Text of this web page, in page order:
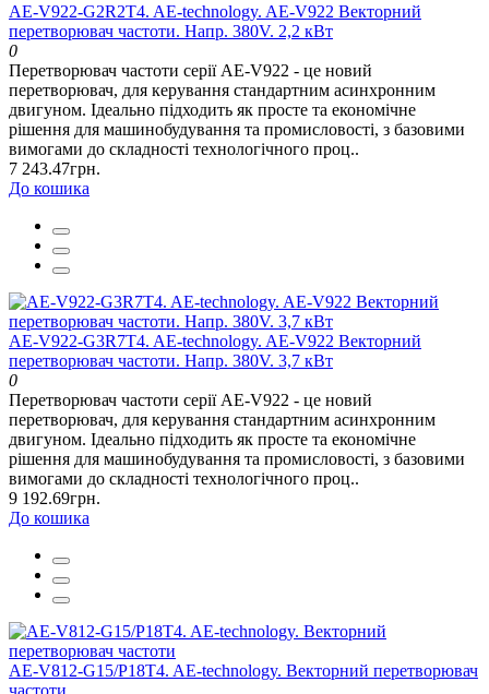
AE-V922-G2R2T4. AE-technology. AE-V922 Векторний
перетворювач частоти. Напр. 380V. 2,2 кВт
0
Перетворювач частоти серії AE-V922 - це новий
перетворювач, для керування стандартним асинхронним
двигуном. Ідеально підходить як просте та економічне
рішення для машинобудування та промисловості, з базовими
вимогами до складності технологічного проц..
7 243.47грн.
До кошика
AE-V922-G3R7T4. AE-technology. AE-V922 Векторний
перетворювач частоти. Напр. 380V. 3,7 кВт
0
Перетворювач частоти серії AE-V922 - це новий
перетворювач, для керування стандартним асинхронним
двигуном. Ідеально підходить як просте та економічне
рішення для машинобудування та промисловості, з базовими
вимогами до складності технологічного проц..
9 192.69грн.
До кошика
AE-V812-G15/P18T4. AE-technology. Векторний перетворювач
частоти